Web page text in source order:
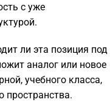
с уже
ли эта позиция под
аналог или новое
учебного класса,
пространства.